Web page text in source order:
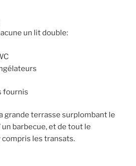
un lit double:
fournis
grande terrasse surplombant le
un barbecue, et de tout le
les transats.